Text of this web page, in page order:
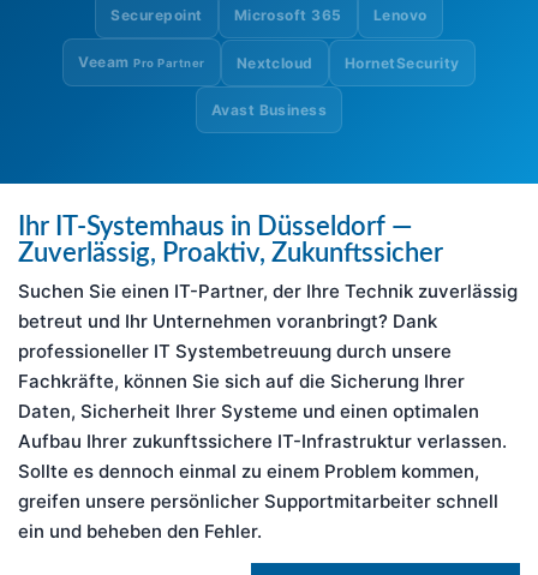
Securepoint Microsoft 365 Lenovo
VeeamPro Partner Nextcloud HornetSecurity
Avast Business
Ihr IT-Systemhaus in Düsseldorf —
Zuverlässig, Proaktiv, Zukunftssicher
Suchen Sie einen IT-Partner, der Ihre Technik zuverlässig
betreut und Ihr Unternehmen voranbringt? Dank
professioneller IT Systembetreuung durch unsere
Fachkräfte, können Sie sich auf die Sicherung Ihrer
Daten, Sicherheit Ihrer Systeme und einen optimalen
Aufbau Ihrer zukunftssichere IT-Infrastruktur verlassen.
Sollte es dennoch einmal zu einem Problem kommen,
greifen unsere persönlicher Supportmitarbeiter schnell
ein und beheben den Fehler.